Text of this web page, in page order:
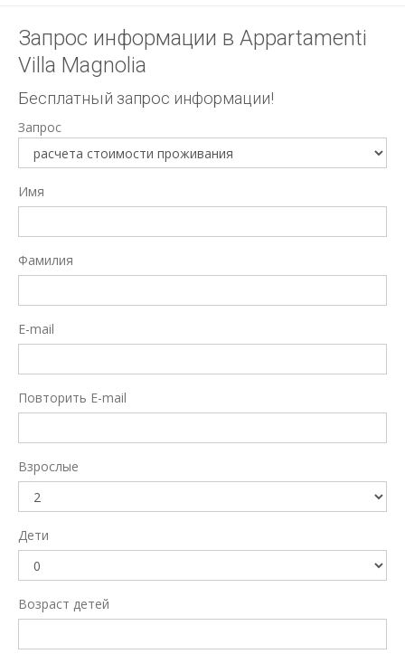
Запрос информации в Appartamenti
Villa Magnolia
Бесплатный запрос информации!
Запрос
Имя
Фамилия
E-mail
Повторить E-mail
Взрослые
Дети
Возраст детей